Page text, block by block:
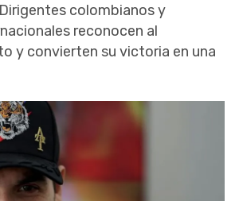
Dirigentes colombianos y
reconocen al
y convierten su victoria en una